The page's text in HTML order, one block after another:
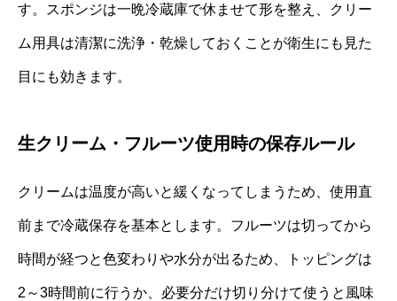
す。スポンジは一晩冷蔵庫で休ませて形を整え、クリー
ム用具は清潔に洗浄・乾燥しておくことが衛生にも見た
目にも効きます。
生クリーム・フルーツ使用時の保存ルール
クリームは温度が高いと緩くなってしまうため、使用直
前まで冷蔵保存を基本とします。フルーツは切ってから
時間が経つと色変わりや水分が出るため、トッピングは
2～3時間前に行うか、必要分だけ切り分けて使うと風味